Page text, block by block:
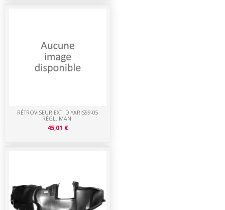
RÉTROVISEUR EXT. D YARIS99-05
RÈGL. MAN.
45,01 €